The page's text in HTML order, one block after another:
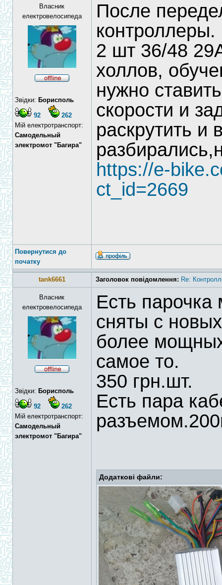
Власник
електровелосипеда
Звідки: Борисполь
92
262
Мій електротранспорт:
Самодельный
электромот "Багира"
После
контроллеры.
2 шт 36/48
холлов,
нужно
скорости и
раскрутить и
https://e-
ct_id=2669
Повернутися до
початку
tank6661 Заголовок повідомлення: Re:
Власник
електровелосипеда
Звідки: Борисполь
92
262
Мій електротранспорт:
Самодельный
электромот "Багира"
Есть
сняты с
более
самое то.
350 грн.шт.
Есть пара
Додаткові файли: